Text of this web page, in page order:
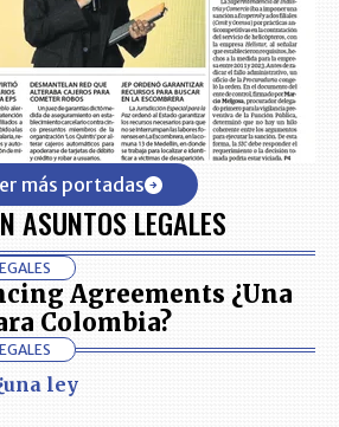
más portadas
ASUNTOS LEGALES
Agreements ¿Una
Colombia?
ley